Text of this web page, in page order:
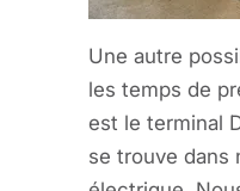
Une autre
les temps de
est le terminal
se trouve dans